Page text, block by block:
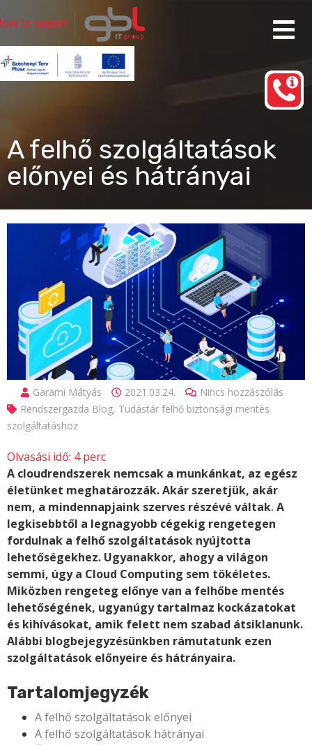
Rendszergazda Szolgáltatás Budapest
gbl IT group
a
A felhő szolgáltatások
előnyei és hátrányai
Garami Mátyás 2021.03.24.
Nincs hozzászólás
Rendszergazda Blog, Tudástár felhő biztonsági mentés
szolgáltatáshoz
Olvasási idő: 4 perc
A cloudrendszerek nemcsak a munkánkat, az egész
életünket meghatározzák. Akár szeretjük, akár
nem, a mindennapjaink szerves részévé váltak.A
legkisebbtől a legnagyobb cégekig rengetegen
fordulnak a felhő szolgáltatások nyújtotta
lehetőségekhez. Ugyanakkor, ahogy a világon
semmi, úgy a Cloud Computing sem tökéletes.
Miközben rengeteg előnye van a felhőbe mentés
lehetőségének, ugyanúgy tartalmaz kockázatokat
és kihívásokat, amik felett nem szabad átsiklanunk.
Alábbi blogbejegyzésünkben rámutatunk ezen
szolgáltatások előnyeire és hátrányaira.
Tartalomjegyzék
A felhő szolgáltatások előnyei
A felhő szolgáltatások hátrányai